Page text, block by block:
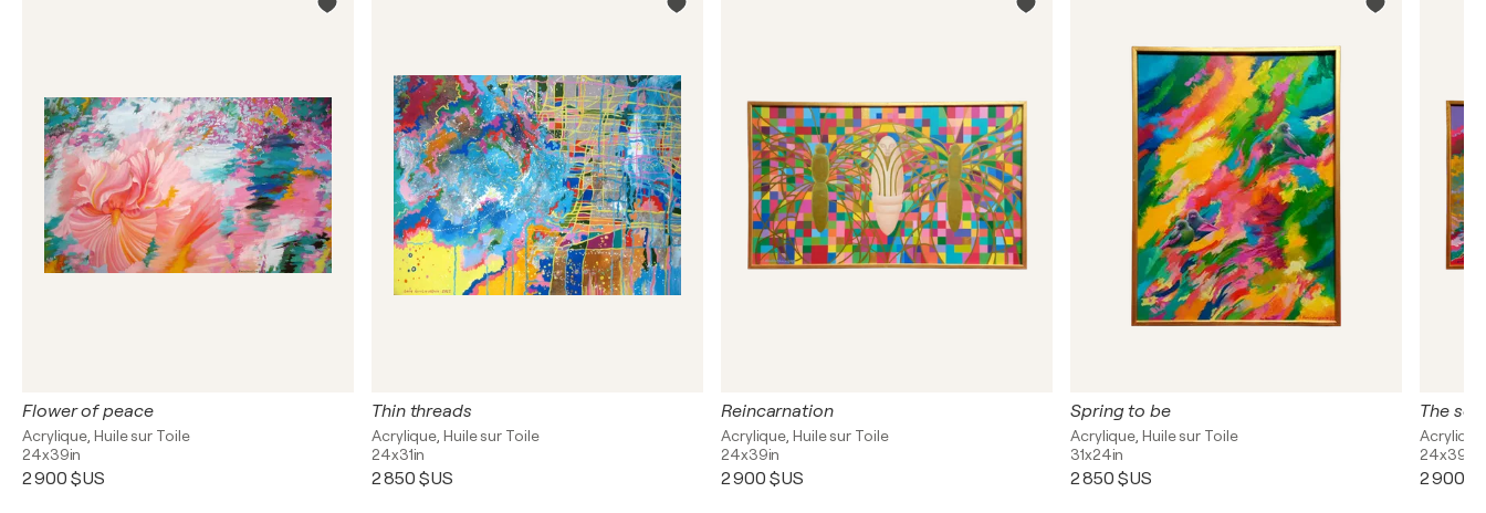
Flower of peace
Acrylique, Huile sur Toile
24x39in
2 900 $US
Thin threads
Acrylique, Huile sur Toile
24x31in
2 850 $US
Reincarnation
Acrylique, Huile sur Toile
24x39in
2 900 $US
Spring to be
Acrylique, Huile sur Toile
31x24in
2 850 $US
24x39in
2 900